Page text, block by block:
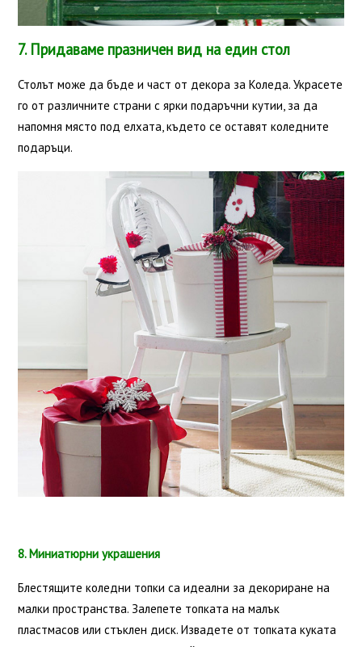
7. Придаваме празничен вид на един стол
Столът може да бъде и част от декора за Коледа. Украсете
го от различните страни с ярки подаръчни кутии, за да
напомня място под елхата, където се оставят коледните
подаръци.
8. Миниатюрни украшения
Блестящите коледни топки са идеални за декориране на
малки пространства. Залепете топката на малък
пластмасов или стъклен диск. Извадете от топката куката